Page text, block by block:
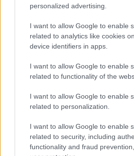
personalized advertising.
I want to allow Google to enable
related to analytics like cookies
device identifiers in apps.
I want to allow Google to enable
related to functionality of the
I want to allow Google to enable
related to personalization.
I want to allow Google to enable
related to security, including
functionality and fraud